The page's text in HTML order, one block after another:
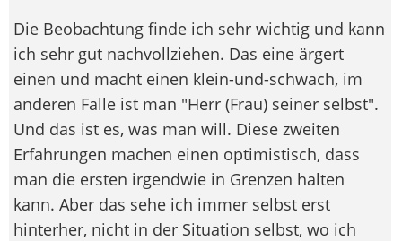
Die Beobachtung finde ich sehr wichtig und kann
ich sehr gut nachvollziehen. Das eine ärgert
einen und macht einen klein-und-schwach, im
anderen Falle ist man "Herr (Frau) seiner selbst".
Und das ist es, was man will. Diese zweiten
Erfahrungen machen einen optimistisch, dass
man die ersten irgendwie in Grenzen halten
kann. Aber das sehe ich immer selbst erst
hinterher, nicht in der Situation selbst, wo ich